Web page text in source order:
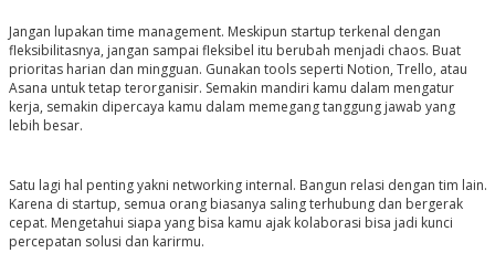
Jangan lupakan time management. Meskipun startup terkenal dengan
fleksibilitasnya, jangan sampai fleksibel itu berubah menjadi chaos. Buat
prioritas harian dan mingguan. Gunakan tools seperti Notion, Trello, atau
Asana untuk tetap terorganisir. Semakin mandiri kamu dalam mengatur
kerja, semakin dipercaya kamu dalam memegang tanggung jawab yang
lebih besar.
Satu lagi hal penting yakni networking internal. Bangun relasi dengan tim lain.
Karena di startup, semua orang biasanya saling terhubung dan bergerak
cepat. Mengetahui siapa yang bisa kamu ajak kolaborasi bisa jadi kunci
percepatan solusi dan karirmu.